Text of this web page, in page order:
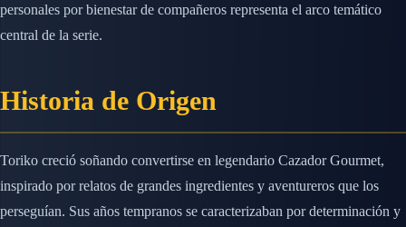
personales por bienestar de compañeros representa el arco temático
central de la serie.
Historia de Origen
Toriko creció soñando convertirse en legendario Cazador Gourmet,
inspirado por relatos de grandes ingredientes y aventureros que los
perseguían. Sus años tempranos se caracterizaban por determinación y